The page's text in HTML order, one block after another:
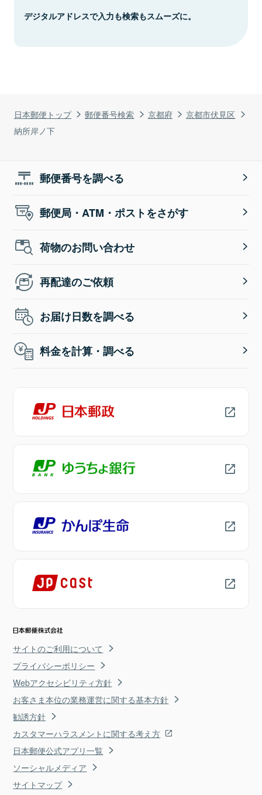
日本郵便トップ 郵便番号検索 京都府
京都市伏見区
納所岸ノ下
デジタルアドレスで入力も検索もスムーズに。
郵便番号を調べる
郵便局・ATM・ポストをさがす
荷物のお問い合わせ
再配達のご依頼
お届け日数を調べる
料金を計算・調べる
サイトのご利用について
プライバシーポリシー
Webアクセシビリティ方針
お客さま本位の業務運営に関する基本方針
勧誘方針
カスタマーハラスメントに関する考え方
日本郵便公式アプリ一覧
ソーシャルメディア
サイトマップ